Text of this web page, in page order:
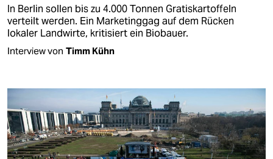
In Berlin sollen bis zu 4.000 Tonnen Gratiskartoffeln
verteilt werden. Ein Marketinggag auf dem Rücken
lokaler Landwirte, kritisiert ein Biobauer.
Interview von Timm Kühn